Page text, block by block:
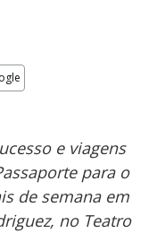
e viagens
para o
de semana em
no Teatro